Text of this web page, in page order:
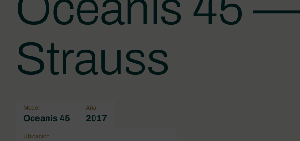
Strauss
Model
Oceanis 45
Año
2017
Ubicación